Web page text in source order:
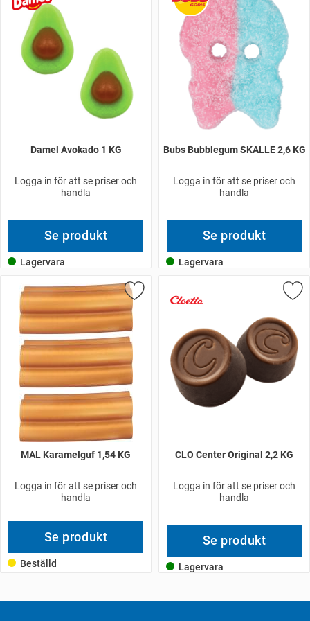
Damel Avokado 1 KG
Logga in för att se priser och
handla
Se produkt
Lagervara
Bubs Bubblegum SKALLE 2,6 KG
Logga in för att se priser och
handla
Se produkt
Lagervara
MAL Karamelguf 1,54 KG
Logga in för att se priser och
handla
Se produkt
Beställd
CLO Center Original 2,2 KG
Logga in för att se priser och
handla
Se produkt
Lagervara